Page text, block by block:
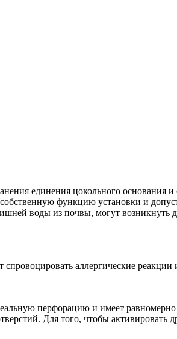
единения цокольного основания
функцию установки и
воды из почвы, могут возникнуть
аллергические реакции
перфорацию и имеет
Для того, чтобы активировать